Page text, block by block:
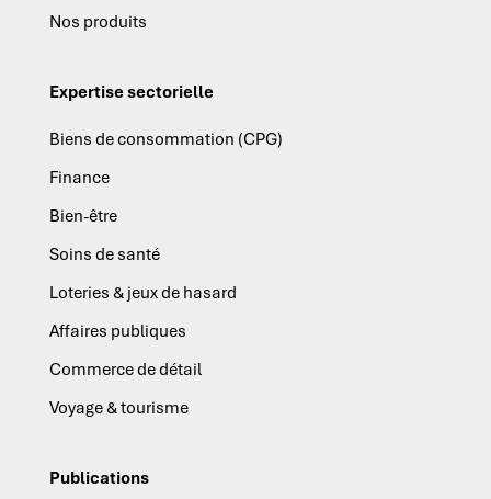
Nos produits
Expertise sectorielle
Biens de consommation (CPG)
Finance
Bien-être
Soins de santé
Loteries & jeux de hasard
Affaires publiques
Commerce de détail
Voyage & tourisme
Publications